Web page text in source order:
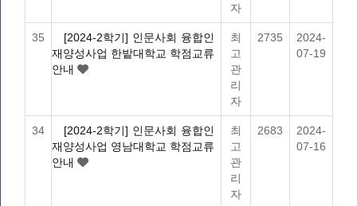
자
35
[2024-2학기] 인문사회 융합인
재양성사업 한밭대학교 학점교류
안내
최
고
관
리
자
2735
2024-
07-19
34
[2024-2학기] 인문사회 융합인
재양성사업 영남대학교 학점교류
안내
최
고
관
리
자
2683
2024-
07-16